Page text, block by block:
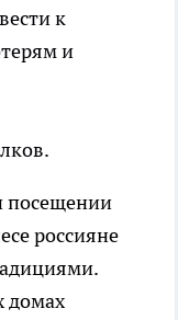
к
и
посещении
россияне
домах